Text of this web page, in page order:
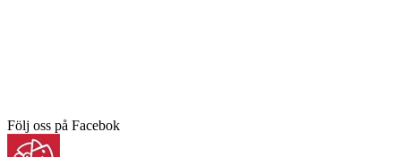
Följ oss på Facebok